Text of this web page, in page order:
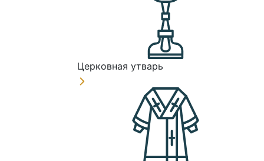
Церковная утварь